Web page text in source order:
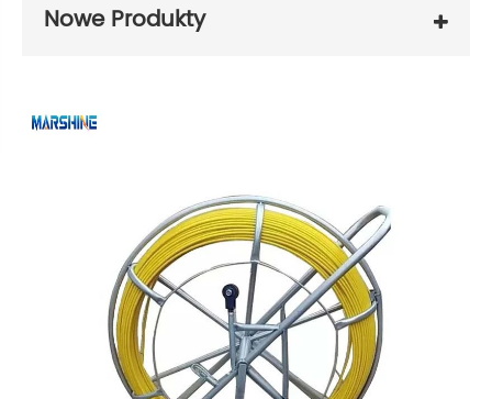
Nowe Produkty